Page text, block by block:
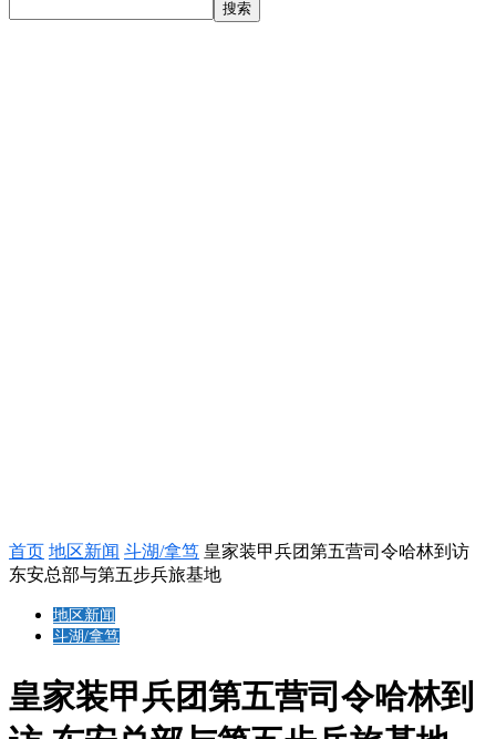
首页 地区新闻 斗湖/拿笃 皇家装甲兵团第五营司令哈林到访
东安总部与第五步兵旅基地
地区新闻
斗湖/拿笃
皇家装甲兵团第五营司令哈林到